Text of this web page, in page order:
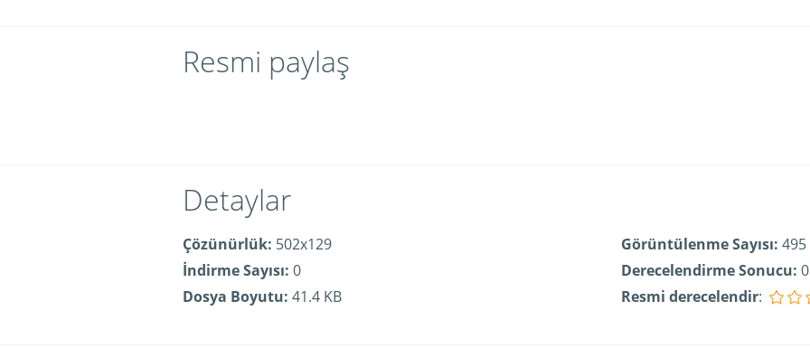
Resmi paylaş
Detaylar
Çözünürlük: 502x129
İndirme Sayısı: 0
Dosya Boyutu: 41.4 KB
Görüntülenme Sayısı: 495
Derecelendirme Sonucu:
Resmi derecelendir: